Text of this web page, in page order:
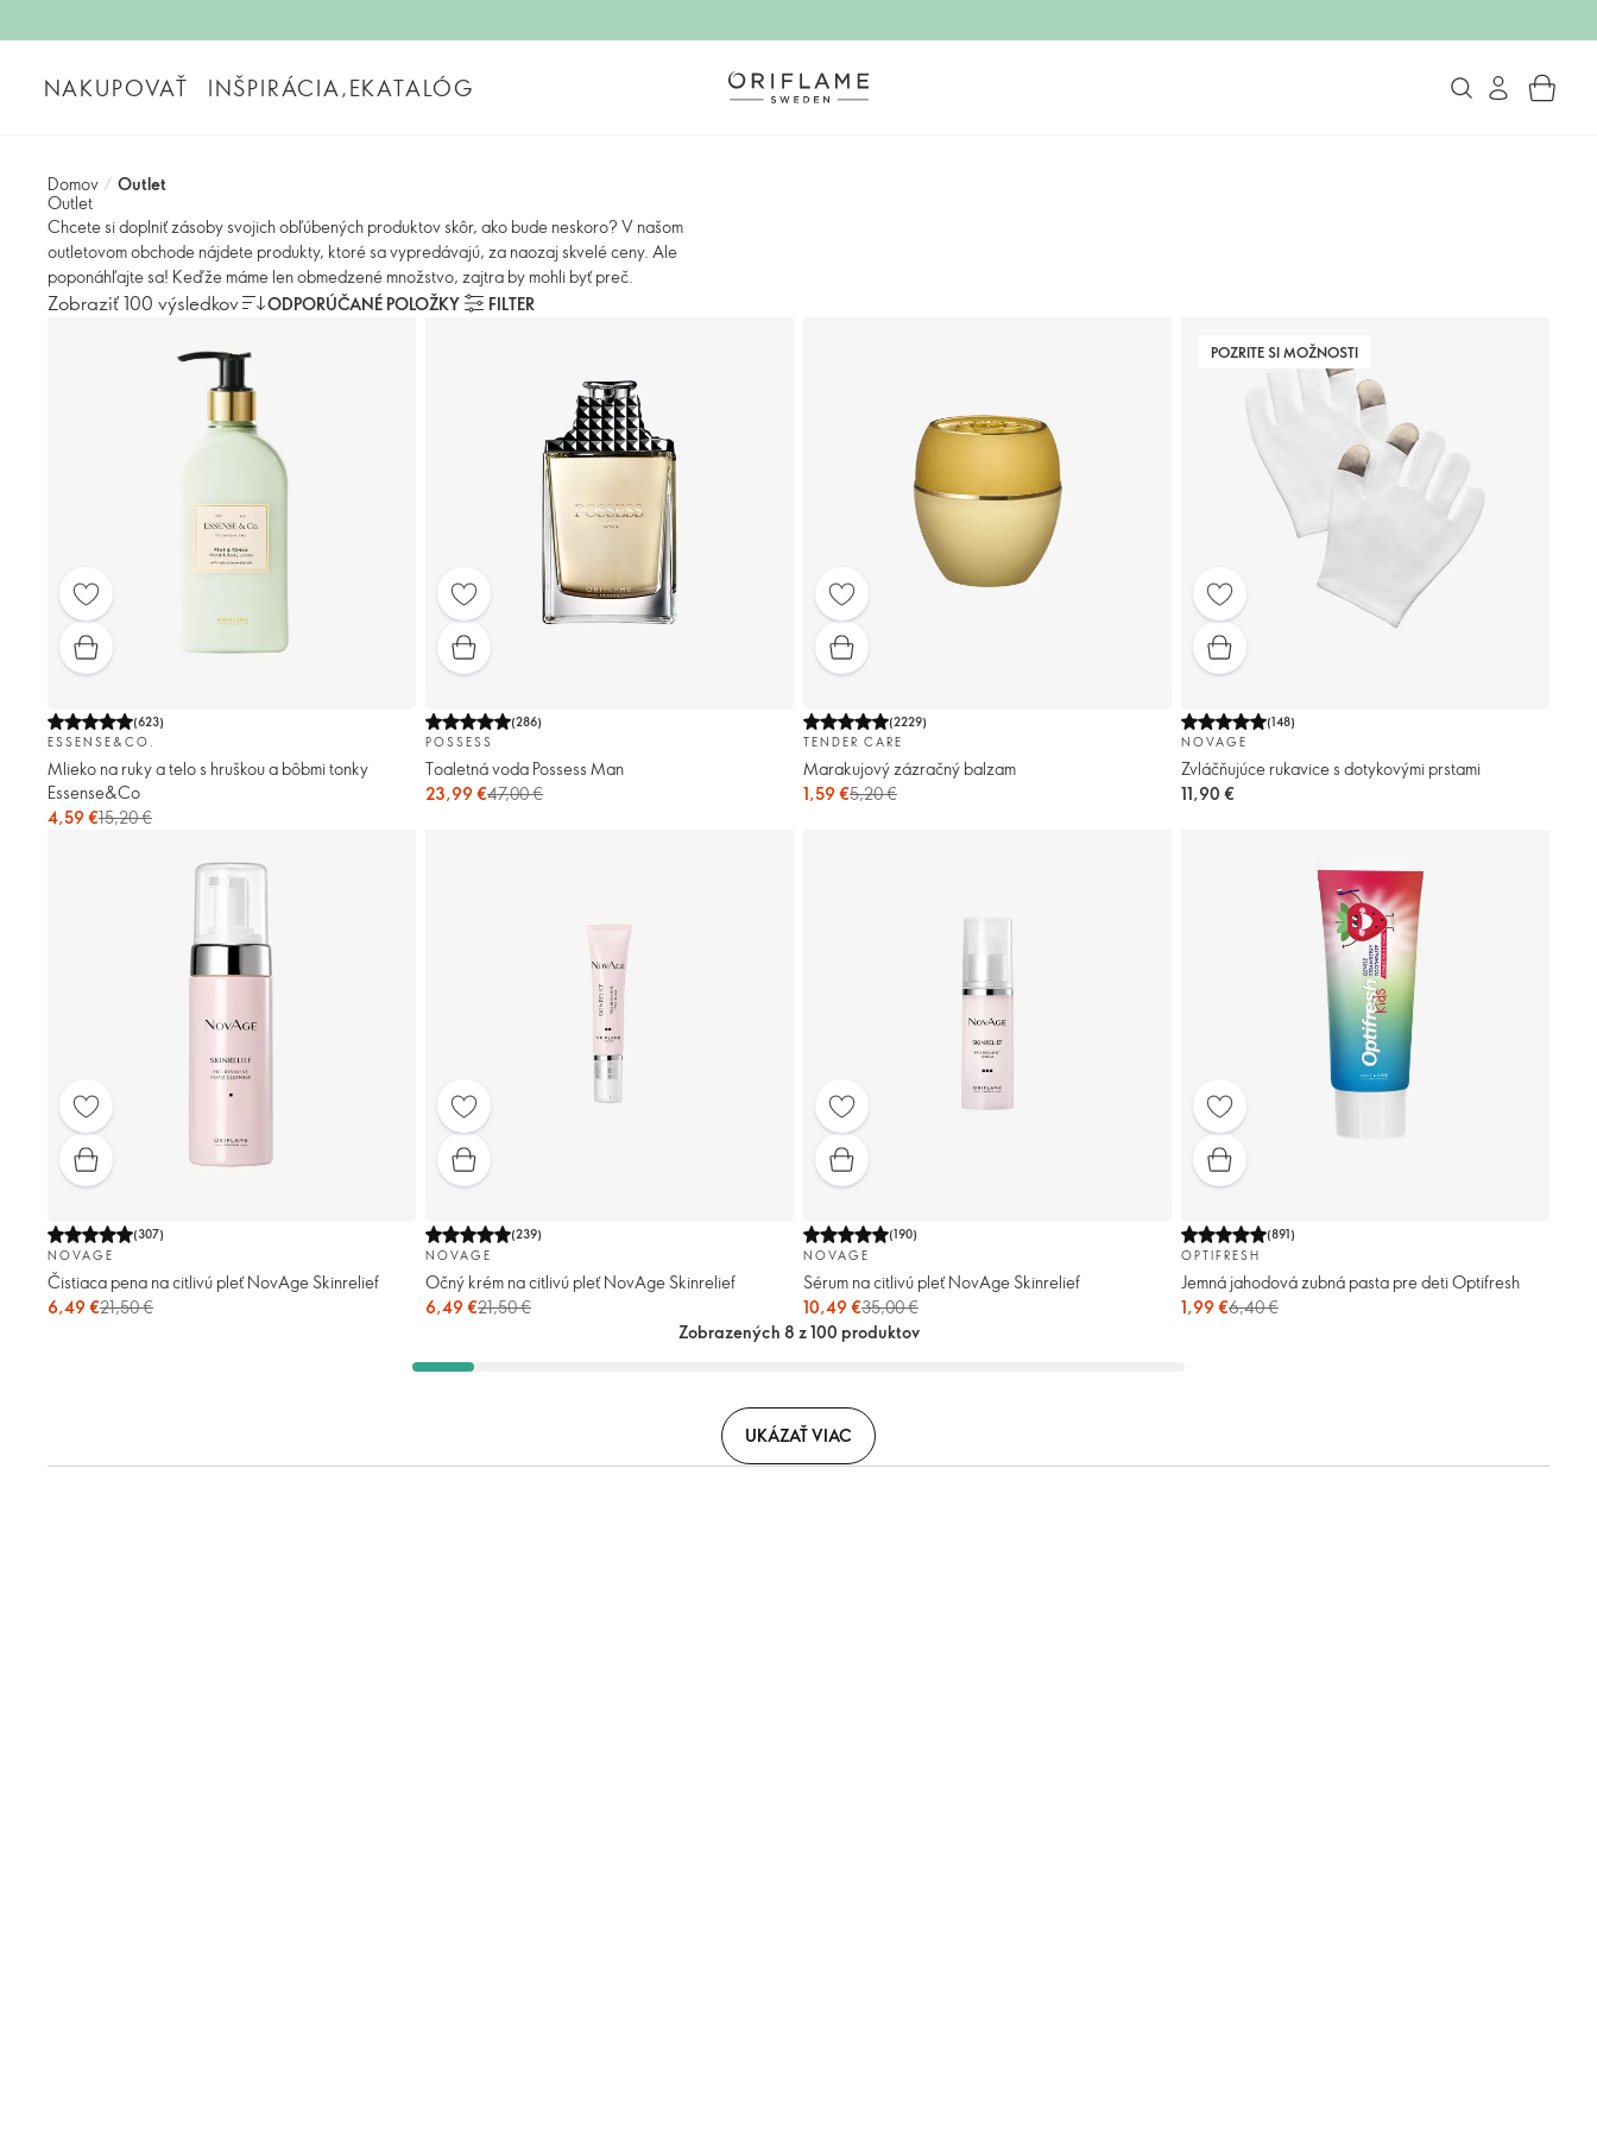
NAKUPOVAŤ INŠPIRÁCIA,EKATALÓG
Domov / Outlet
Outlet
Chcete si doplniť zásoby svojich obľúbených produktov skôr, ako bude neskoro? V našom
outletovom obchode nájdete produkty, ktoré sa vypredávajú, za naozaj skvelé ceny. Ale
poponáhľajte sa! Keďže máme len obmedzené množstvo, zajtra by mohli byť preč.
Zobraziť 100 výsledkov ODPORÚČANÉ POLOŽKY FILTER
(623)
ESSENSE&CO.
Mlieko na ruky a telo s hruškou a bôbmi tonky
Essense&Co
4,59 €15,20 €
(286)
POSSESS
Toaletná voda Possess Man
23,99 €47,00 €
(2229)
TENDER CARE
Marakujový zázračný balzam
1,59 €5,20 €
POZRITE SI MOŽNOSTI
(148)
NOVAGE
Zvláčňujúce rukavice s dotykovými prstami
11,90 €
(307)
NOVAGE
Čistiaca pena na citlivú pleť NovAge Skinrelief
6,49 €21,50 €
(239)
NOVAGE
Očný krém na citlivú pleť NovAge Skinrelief
6,49 €21,50 €
(190)
NOVAGE
Sérum na citlivú pleť NovAge Skinrelief
10,49 €35,00 €
(891)
OPTIFRESH
Jemná jahodová zubná pasta pre deti Optifresh
1,99 €6,40 €
Zobrazených 8 z 100 produktov
UKÁZAŤ VIAC